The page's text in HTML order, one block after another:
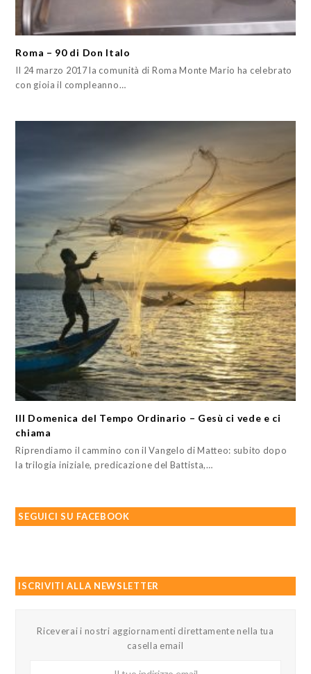
Roma – 90 di Don Italo
Il 24 marzo 2017 la comunità di Roma Monte Mario ha celebrato
con gioia il compleanno…
III Domenica del Tempo Ordinario – Gesù ci vede e ci
chiama
Riprendiamo il cammino con il Vangelo di Matteo: subito dopo
la trilogia iniziale, predicazione del Battista,…
SEGUICI SU FACEBOOK
ISCRIVITI ALLA NEWSLETTER
Riceverai i nostri aggiornamenti direttamente nella tua
casella email